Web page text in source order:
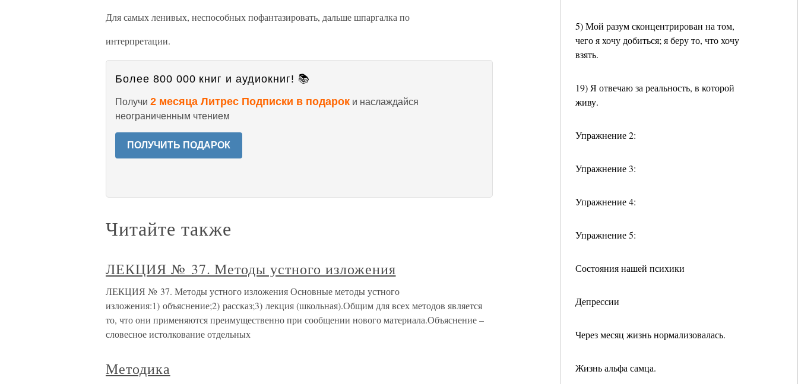
5) Мой разум сконцентрирован на том,
чего я хочу добиться; я беру то, что хочу
взять.
19) Я отвечаю за реальность, в которой
живу.
Упражнение 2:
Упражнение 3:
Упражнение 4:
Упражнение 5:
Состояния нашей психики
Депрессии
Через месяц жизнь нормализовалась.
Жизнь альфа самца.
Для самых ленивых, неспособных пофантазировать, дальше шпаргалка по
интерпретации.
Более 800 000 книг и аудиокниг! 📚
Получи 2 месяца Литрес Подписки в подарок и наслаждайся
неограниченным чтением
ПОЛУЧИТЬ ПОДАРОК
Читайте также
ЛЕКЦИЯ № 37. Методы устного изложения
ЛЕКЦИЯ № 37. Методы устного изложения Основные методы устного
изложения:1) объяснение;2) рассказ;3) лекция (школьная).Общим для всех методов является
то, что они применяются преимущественно при сообщении нового материала.Объяснение –
словесное истолкование отдельных
Методика